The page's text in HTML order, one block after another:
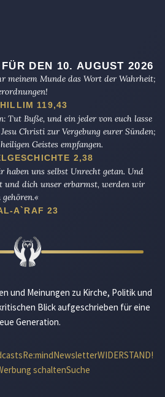
FÜR DEN 10. AUGUST 2026
meinem Munde das Wort der Wahrheit;
119,43
Tut Buße, und ein jeder von euch lasse
Christi zur Vergebung eurer Sünden;
Geistes empfangen.
2,38
haben uns selbst Unrecht getan. Und
und dich unser erbarmst, werden wir
A`RAF 23
und Meinungen zu Kirche, Politik und
Blick aufgeschrieben für eine
Generation.
Re:mindNewsletterWIDERSTAND!
schaltenSuche